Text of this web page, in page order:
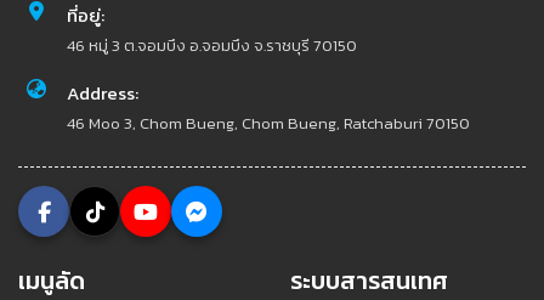
ที่อยู่:
46 หมู่ 3 ต.จอมบึง อ.จอมบึง จ.ราชบุรี 70150
Address:
46 Moo 3, Chom Bueng, Chom Bueng, Ratchaburi 70150
เมนูลัด ระบบสารสนเทศ